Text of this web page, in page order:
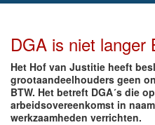
DGA is niet langer
Het Hof van Justitie heeft
grootaandeelhouders geen
BTW. Het betreft DGA´s die
arbeidsovereenkomst in
werkzaamheden verrichten.